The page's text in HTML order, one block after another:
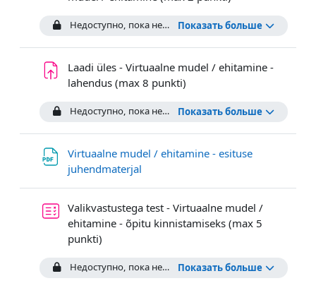
Показать больше
Недоступно, пока не выполнены условия: Элемент курса
Laadi üles - Virtuaalne mudel / ehitamine -
lahendus (max 8 punkti)
Показать больше
Недоступно, пока не выполнены условия: Элемент курса
Virtuaalne mudel / ehitamine - esituse
juhendmaterjal
Valikvastustega test - Virtuaalne mudel /
ehitamine - õpitu kinnistamiseks (max 5
punkti)
Показать больше
Недоступно, пока не выполнены условия: Элемент курса